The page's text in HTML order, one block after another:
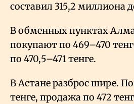
составил 315,2 миллиона
В обменных пунктах
покупают по 469–470
по 470,5–471 тенге.
В Астане разброс шире.
тенге, продажа по 472